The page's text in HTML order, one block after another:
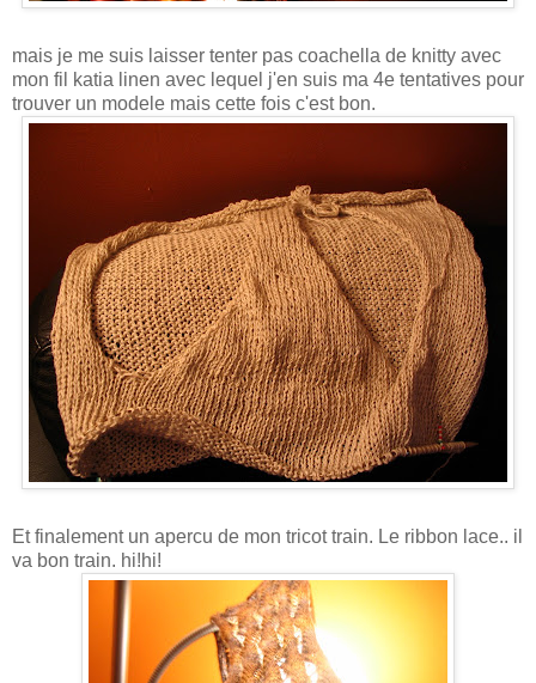
mais je me suis laisser tenter pas coachella de knitty avec
mon fil katia linen avec lequel j'en suis ma 4e tentatives pour
trouver un modele mais cette fois c'est bon.
Et finalement un apercu de mon tricot train. Le ribbon lace.. il
va bon train. hi!hi!